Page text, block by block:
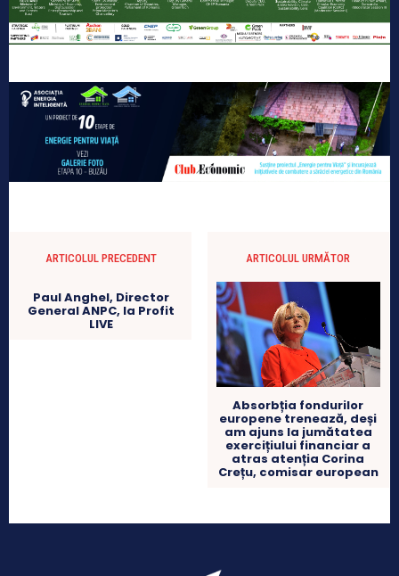
ARTICOLUL PRECEDENT
Paul Anghel, Director
General ANPC, la Profit
LIVE
ARTICOLUL URMĂTOR
Absorbția fondurilor
europene trenează, deși
am ajuns la jumătatea
exercițiului financiar a
atras atenția Corina
Crețu, comisar european